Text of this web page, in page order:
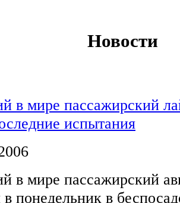
Новости
в мире пассажирский
испытания
в мире пассажирский
в понедельник в